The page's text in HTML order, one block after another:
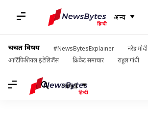
अन्य
चर्चित विषय #NewsBytesExplainer
नरेंद्र मोदी
आर्टिफिशियल इंटेलिजेंस
क्रिकेट समाचार राहुल गांधी
Hindi